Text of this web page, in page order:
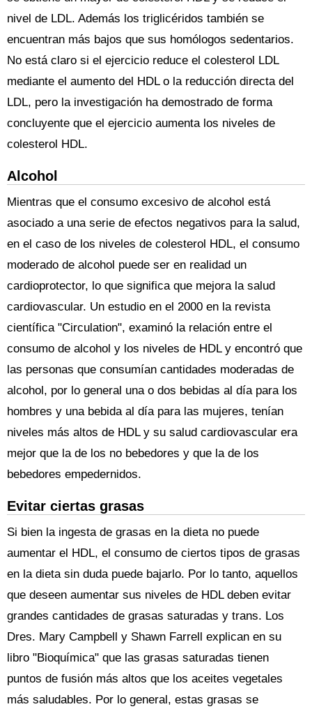
nivel de LDL. Además los triglicéridos también se
encuentran más bajos que sus homólogos sedentarios.
No está claro si el ejercicio reduce el colesterol LDL
mediante el aumento del HDL o la reducción directa del
LDL, pero la investigación ha demostrado de forma
concluyente que el ejercicio aumenta los niveles de
colesterol HDL.
Alcohol
Mientras que el consumo excesivo de alcohol está
asociado a una serie de efectos negativos para la salud,
en el caso de los niveles de colesterol HDL, el consumo
moderado de alcohol puede ser en realidad un
cardioprotector, lo que significa que mejora la salud
cardiovascular. Un estudio en el 2000 en la revista
científica "Circulation", examinó la relación entre el
consumo de alcohol y los niveles de HDL y encontró que
las personas que consumían cantidades moderadas de
alcohol, por lo general una o dos bebidas al día para los
hombres y una bebida al día para las mujeres, tenían
niveles más altos de HDL y su salud cardiovascular era
mejor que la de los no bebedores y que la de los
bebedores empedernidos.
Evitar ciertas grasas
Si bien la ingesta de grasas en la dieta no puede
aumentar el HDL, el consumo de ciertos tipos de grasas
en la dieta sin duda puede bajarlo. Por lo tanto, aquellos
que deseen aumentar sus niveles de HDL deben evitar
grandes cantidades de grasas saturadas y trans. Los
Dres. Mary Campbell y Shawn Farrell explican en su
libro "Bioquímica" que las grasas saturadas tienen
puntos de fusión más altos que los aceites vegetales
más saludables. Por lo general, estas grasas se